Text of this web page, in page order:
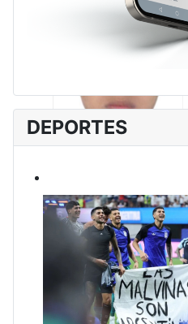
DEPORTES